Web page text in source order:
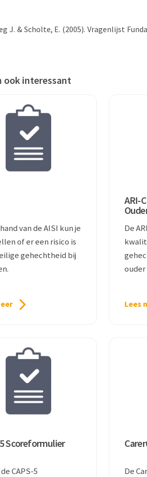
J. & Scholte, E. (2005). Vragenlijst
ook interessant
van de AISI kun je
of er een risico is
gehechtheid bij
ARI-
De
ouder
Lees
Scoreformulier
CAPS-5
De